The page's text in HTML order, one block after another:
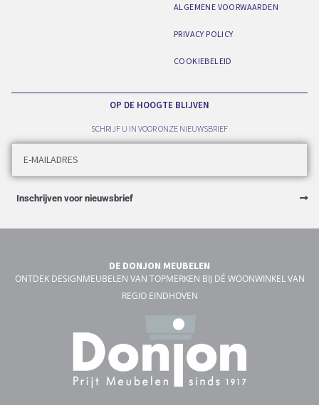
ALGEMENE VOORWAARDEN
PRIVACY POLICY
COOKIEBELEID
OP DE HOOGTE BLIJVEN
SCHRIJF U IN VOOR ONZE NIEUWSBRIEF
Inschrijven voor nieuwsbrief
DE DONJON MEUBELEN
ONTDEK DESIGNMEUBELEN VAN TOPMERKEN BIJ DÉ WOONWINKEL VAN
REGIO EINDHOVEN